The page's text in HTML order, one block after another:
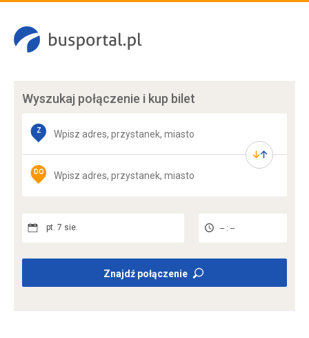
Wyszukaj połączenie i kup bilet
Z
DO
pt. 7 sie. -- : --
Znajdź połączenie